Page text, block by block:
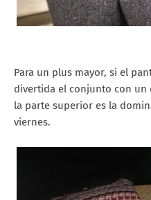
Para un plus mayor, si el
divertida el conjunto con un
la parte superior es la
viernes.